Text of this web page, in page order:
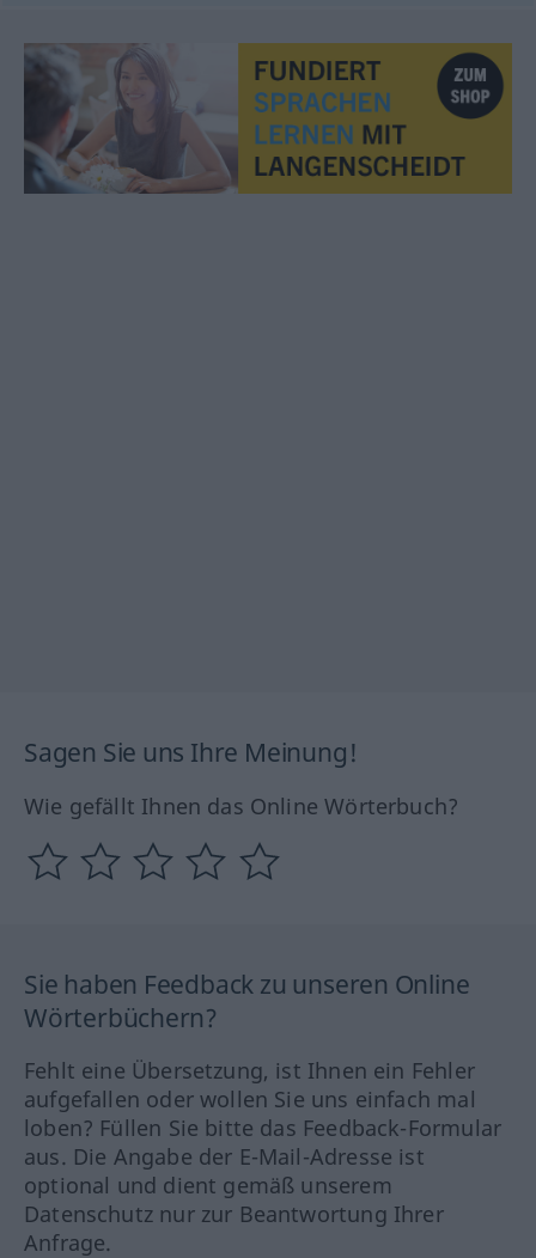
Sagen Sie uns Ihre Meinung!
Wie gefällt Ihnen das Online Wörterbuch?
Sie haben Feedback zu unseren Online
Wörterbüchern?
Fehlt eine Übersetzung, ist Ihnen ein Fehler
aufgefallen oder wollen Sie uns einfach mal
loben? Füllen Sie bitte das Feedback-Formular
aus. Die Angabe der E-Mail-Adresse ist
optional und dient gemäß unserem
Datenschutz nur zur Beantwortung Ihrer
Anfrage.